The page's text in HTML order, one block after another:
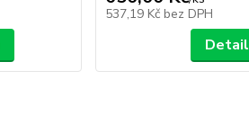
537,19 Kč bez DPH
Detail